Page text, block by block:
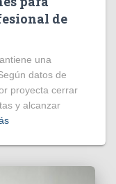
de
una
datos de
proyecta cerrar
y alcanzar